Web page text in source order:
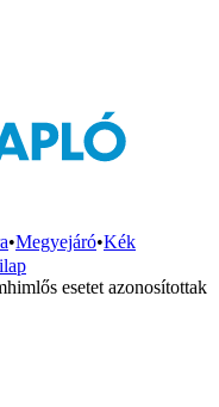
•Megyejáró•Kék
esetet azonosítottak